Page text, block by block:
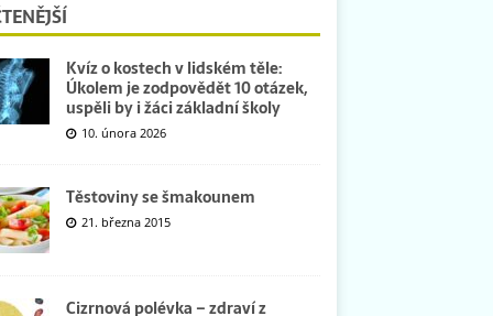
Kvíz o kostech v lidském těle:
Úkolem je zodpovědět 10 otázek,
uspěli by i žáci základní školy
10. února 2026
Těstoviny se šmakounem
21. března 2015
Cizrnová polévka – zdraví z